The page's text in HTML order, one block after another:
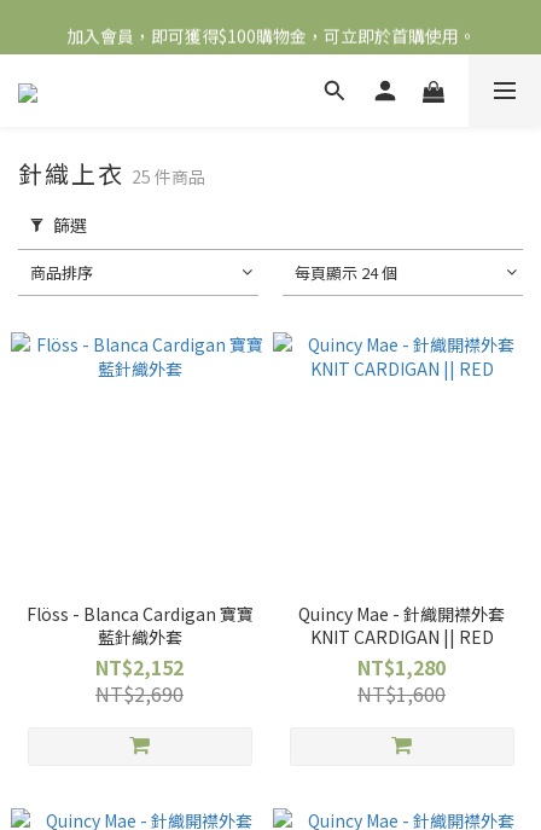
全館滿2000免運
加入會員，即可獲得$100購物金，可立即於首購使用。
滿5000送500購物金，滿8000送800購物金
針織上衣 25 件商品
篩選
商品排序 每頁顯示 24 個
Flöss - Blanca Cardigan 寶寶
藍針織外套
NT$2,152
NT$2,690
Quincy Mae - 針織開襟外套
KNIT CARDIGAN || RED
NT$1,280
NT$1,600